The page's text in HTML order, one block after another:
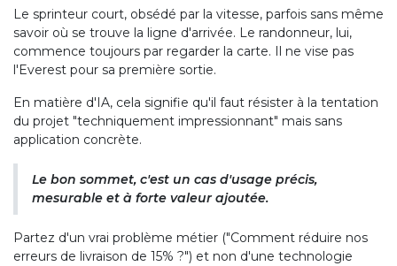
Le sprinteur court, obsédé par la vitesse, parfois sans même
savoir où se trouve la ligne d'arrivée. Le randonneur, lui,
commence toujours par regarder la carte. Il ne vise pas
l'Everest pour sa première sortie.
En matière d'IA, cela signifie qu'il faut résister à la tentation
du projet "techniquement impressionnant" mais sans
application concrète.
Le bon sommet, c'est un cas d'usage précis,
mesurable et à forte valeur ajoutée.
Partez d'un vrai problème métier ("Comment réduire nos
erreurs de livraison de 15% ?") et non d'une technologie